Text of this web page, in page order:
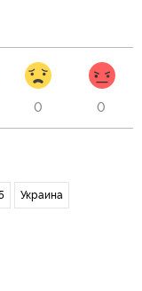
0 0
Украина